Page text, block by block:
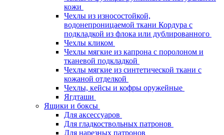
кожи
Чехлы из износостойкой,
водонепроницаемой ткани Кордура с
подкладкой из флока или дублированного
Чехлы кликом
Чехлы мягкие из капрона с поролоном и
тканевой подкладкой
Чехлы мягкие из синтетической ткани с
кожаной отделкой
Чехлы, кейсы и кофры оружейные
Ягдташи
Ящики и боксы
Для аксессуаров
Для гладкоствольных патронов
Для нарезных патронов